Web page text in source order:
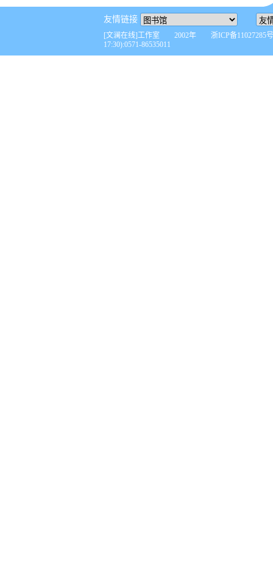
友情链接
[文澜在线]工作室 2002年 浙ICP备11027285
17:30):0571-86535011